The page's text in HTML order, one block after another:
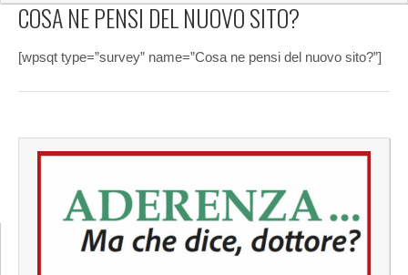
ETS
COSA NE PENSI DEL NUOVO SITO?
[wpsqt type=”survey” name=”Cosa ne pensi del nuovo sito?”]